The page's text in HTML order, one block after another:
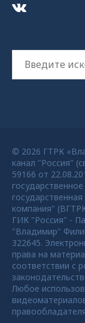
© 2026 ГТРК
канал "Россия"
59166 от
компания"
ГИК "Россия" -
"Владимир"
322645.
права на
соответствии с
Любое